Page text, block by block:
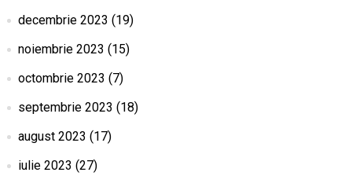
decembrie 2023 (19)
noiembrie 2023 (15)
octombrie 2023 (7)
septembrie 2023 (18)
august 2023 (17)
iulie 2023 (27)